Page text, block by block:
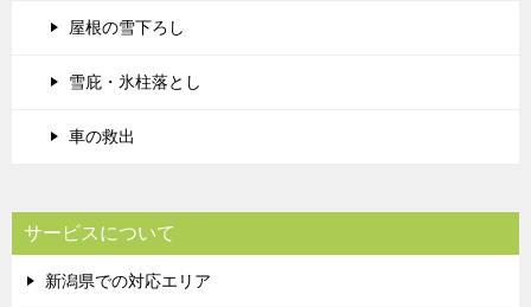
屋根の雪下ろし
雪庇・氷柱落とし
車の救出
サービスについて
新潟県での対応エリア